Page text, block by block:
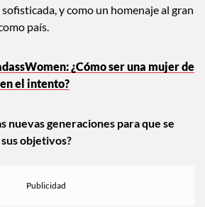
de Muertos, pero trato de siempre
y como un homenaje al gran
¿Cómo ser una mujer de
nuevas generaciones para que se